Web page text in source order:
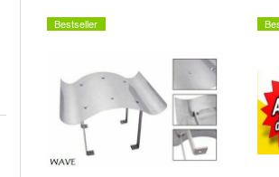
Bestseller